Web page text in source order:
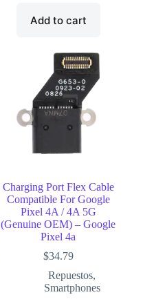
Add to cart
Charging Port Flex Cable
Compatible For Google
Pixel 4A / 4A 5G
(Genuine OEM) – Google
Pixel 4a
$34.79
Repuestos,
Smartphones